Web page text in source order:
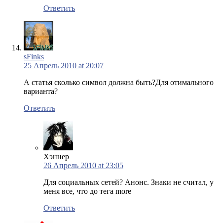
Ответить
sFinks
25 Апрель 2010 at 20:07
А статья сколько символ должна быть?Для отимального
варианта?
Ответить
Хэннер
26 Апрель 2010 at 23:05
Для социальных сетей? Анонс. Знаки не считал, у
меня все, что до тега more
Ответить